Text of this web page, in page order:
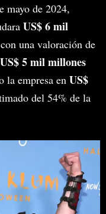
mayo de 2024,
US$ 6 mil
una valoración de
US$ 5 mil millones
la empresa en US$
del 54% de la